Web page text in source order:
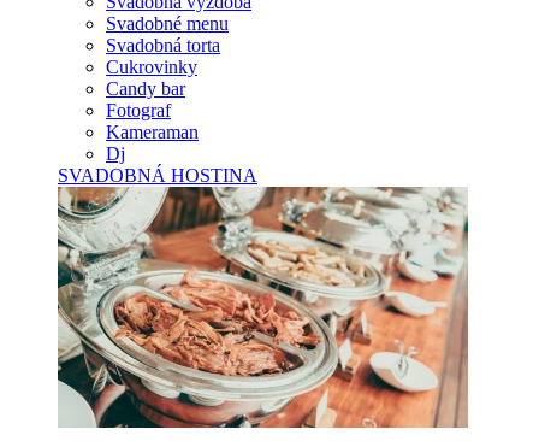
Svadobné menu
Svadobná torta
Cukrovinky
Candy bar
Fotograf
Kameraman
Dj
SVADOBNÁ HOSTINA